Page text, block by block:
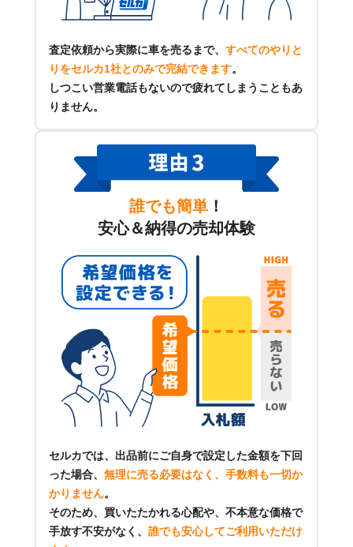
査定依頼から実際に車を売るまで、 すべてのやりと
りをセルカ1社とのみで完結できます。
しつこい営業電話もないので疲れてしまうこともあ
りません。
誰でも簡単 ！
安心＆納得の売却体験
セルカでは、出品前にご自身で設定した金額を下回
った場合、 無理に売る必要はなく、手数料も一切か
かりません。
そのため、買いたたかれる心配や、不本意な価格で
手放す不安がなく、 誰でも安心してご利用いただけ